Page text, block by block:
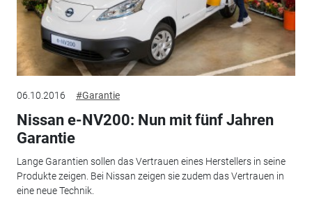
06.10.2016 #Garantie
Nissan e-NV200: Nun mit fünf Jahren
Garantie
Lange Garantien sollen das Vertrauen eines Herstellers in seine
Produkte zeigen. Bei Nissan zeigen sie zudem das Vertrauen in
eine neue Technik.